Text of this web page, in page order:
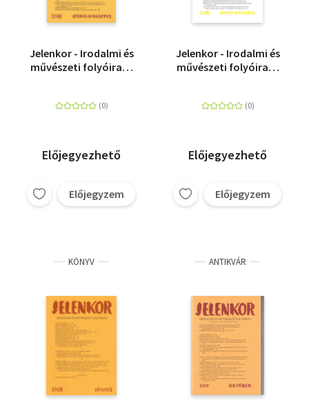
Jelenkor - Irodalmi és
művészeti folyóirat -
Előjegyezhető
Előjegyzem
Jelenkor - Irodalmi és
művészeti folyóirat -
Előjegyezhető
Előjegyzem
KÖNYV ANTIKVÁR